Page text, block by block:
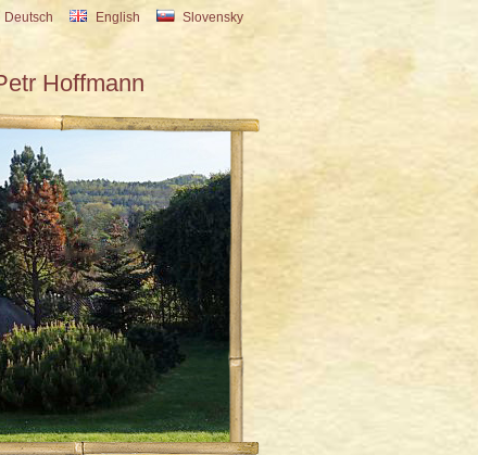
Deutsch English Slovensky
Hoffmann